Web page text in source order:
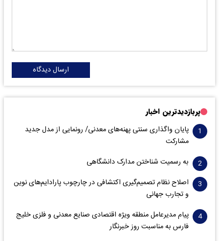
ارسال دیدگاه
پربازدیدترین اخبار
پایان واگذاری‌ سنتی پهنه‌های معدنی/ رونمایی از مدل جدید
مشارکت
به رسمیت شناختن مدارک دانشگاهی
اصلاح نظام تصمیم‌گیری اکتشافی در چارچوب پارادایم‌های نوین
و تجارب جهانی
پیام مدیرعامل منطقه ویژه اقتصادی صنایع معدنی و فلزی خلیج
فارس به مناسبت روز خبرنگار‌